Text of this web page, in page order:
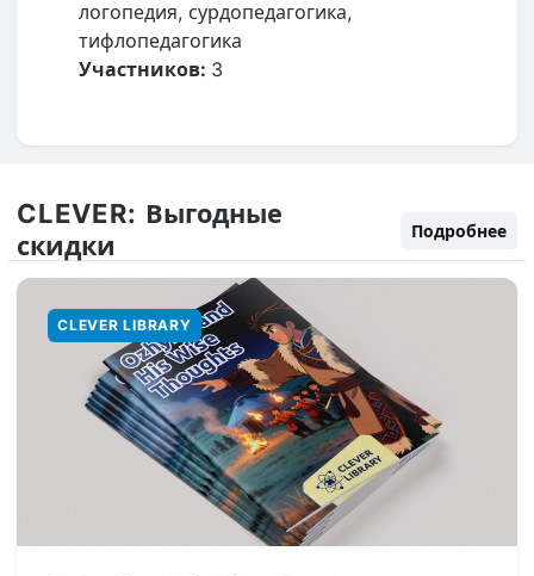
логопедия, сурдопедагогика,
тифлопедагогика
Участников: 3
CLEVER: Выгодные
скидки
Подробнее
CLEVER LIBRARY